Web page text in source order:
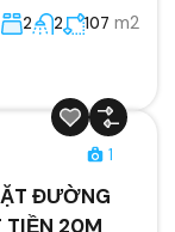
2 2 107 m2
1
ĐƯỜNG
TIỀN 20M